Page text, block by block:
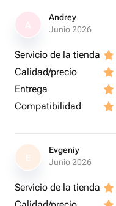
Andrey
Junio 2026
Servicio de la tienda
Calidad/precio
Entrega
Compatibilidad
E
Evgeniy
Junio 2026
Servicio de la tienda